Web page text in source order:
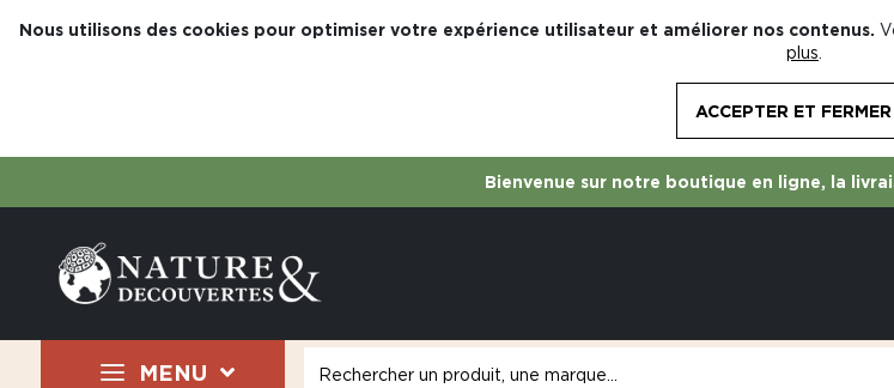
Nous utilisons des cookies pour optimiser votre expérience utilisateur et améliorer nos contenus.
plus
ACCEPTER ET FERMER
Bienvenue sur notre boutique en ligne, la
MENU